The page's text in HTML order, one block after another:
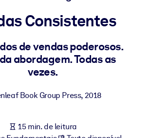
verificado e conciso para seu LMS/LXP para
mais sólidos.
IA
Consistentes
de vendas poderosos.
abordagem. Todas as
vezes.
Book Group Press, 2018
15 min. de leitura